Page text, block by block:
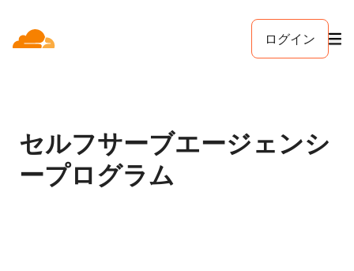
ログイン
セルフサーブエージェンシ
ープログラム